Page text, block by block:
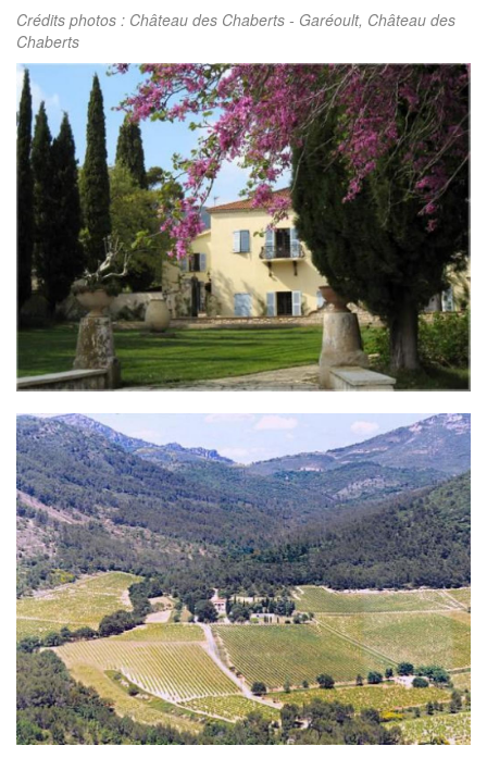
Crédits photos : Château des Chaberts - Garéoult, Château des
Chaberts